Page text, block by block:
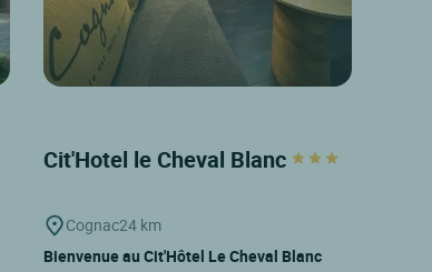
Cit'Hotel le Cheval Blanc
Cognac24 km
Bienvenue au Cit'Hôtel Le Cheval Blanc